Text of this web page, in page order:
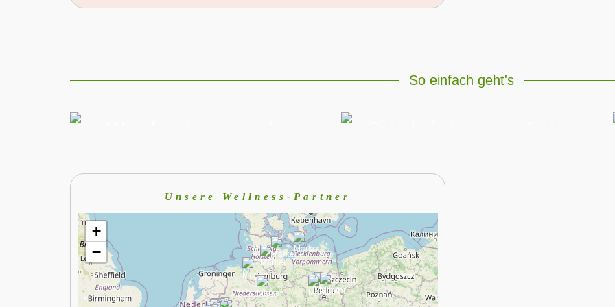
So einfach geht's
VERSCHENKEN
Unsere Wellness-Partner
+
−